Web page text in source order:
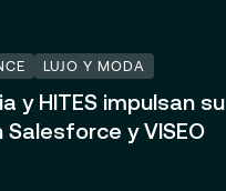
LUJO Y MODA
y HITES impulsan su
y VISEO